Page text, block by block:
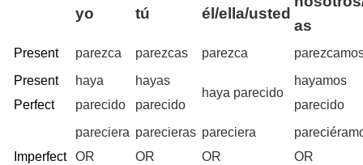
yo tú él/ella/usted
as
Present parezca parezcas parezca
Present
Perfect
haya
parecido
hayas
parecido
haya parecido
hayamos
parecido
Imperfect
pareciera
OR
parecieras
OR
pareciera
OR
OR